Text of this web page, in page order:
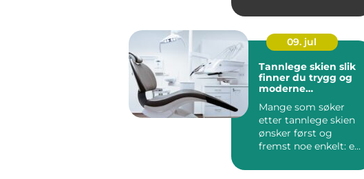
09. jul
Tannlege skien slik
finner du trygg og
moderne
Mange som søker
etter tannlege skien
ønsker først og
fremst noe enkelt: en
tar d...